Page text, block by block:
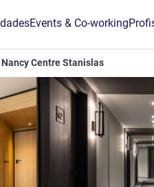
Events & Co-working
Nancy Centre Stanislas